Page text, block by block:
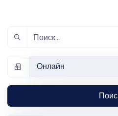
Онлайн